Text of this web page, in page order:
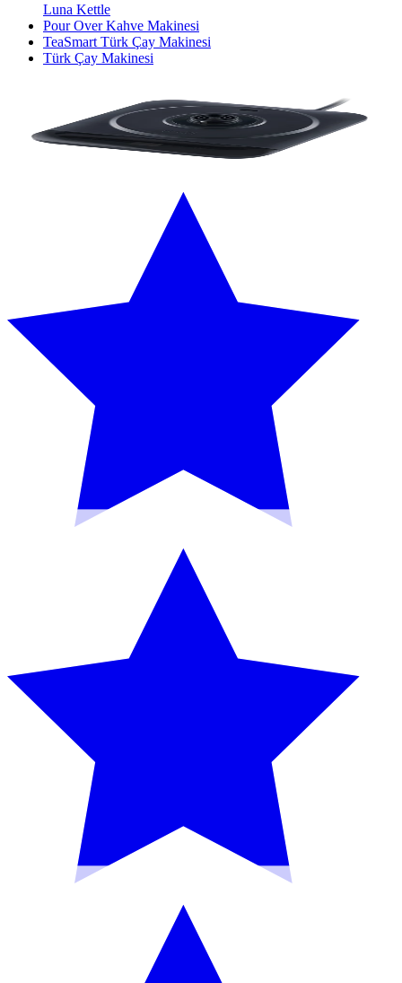
Luna Kettle
Pour Over Kahve Makinesi
TeaSmart Türk Çay Makinesi
Türk Çay Makinesi